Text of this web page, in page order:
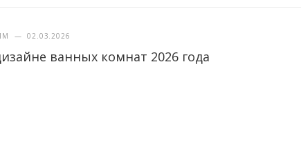
— 02.03.2026
ванных комнат 2026 года